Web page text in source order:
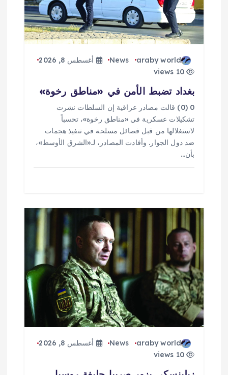
ت
araby world
News
أغسطس 8, 2026
10 views
بغداد تضبط الأمن في «مناطق رخوة»
0 (0) قالت مصادر عراقية إن السلطات نشرت
تشكيلات عسكرية في «مناطق رخوة»، تحسباً
لاستغلالها من قبل فصائل مسلحة في تنفيذ هجمات
ضد دول الجوار. وأفادت المصادر، لـ«الشرق الأوسط»،
بأن…
araby world
News
أغسطس 8, 2026
10 views